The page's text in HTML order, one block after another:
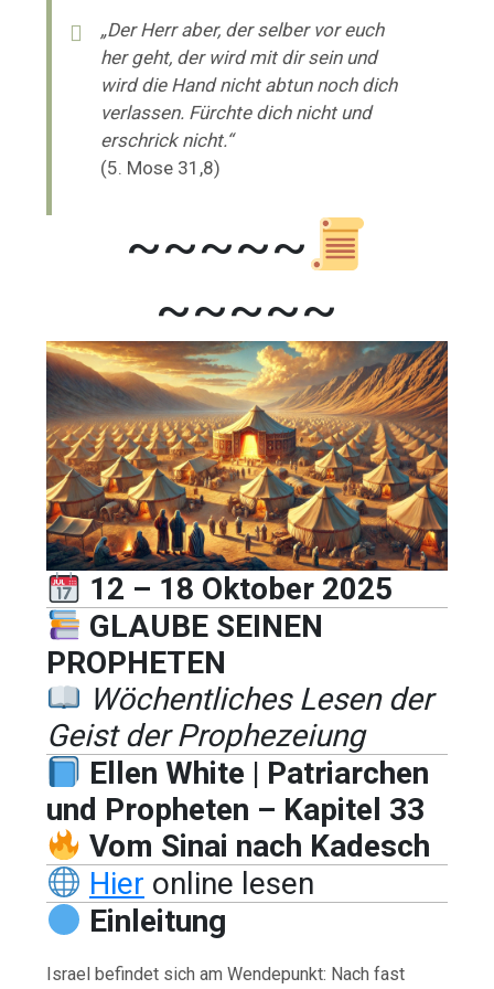
„Der Herr aber, der selber vor euch
her geht, der wird mit dir sein und
wird die Hand nicht abtun noch dich
verlassen. Fürchte dich nicht und
erschrick nicht.“
(5. Mose 31,8)
~~~~~
~~~~~
12 – 18 Oktober 2025
GLAUBE SEINEN
PROPHETEN
Wöchentliches Lesen der
Geist der Prophezeiung
Ellen White | Patriarchen
und Propheten – Kapitel 33
Vom Sinai nach Kadesch
Hier online lesen
Einleitung
Israel befindet sich am Wendepunkt: Nach fast